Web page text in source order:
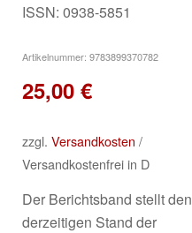
ISSN: 0938-5851
Artikelnummer: 9783899370782
25,00 €
zzgl. Versandkosten /
Versandkostenfrei in D
Der Berichtsband stellt den
derzeitigen Stand der